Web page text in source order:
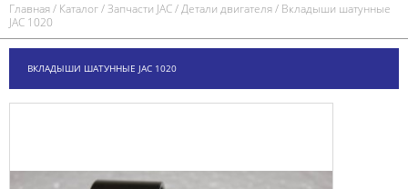
Главная/ Каталог/Запчасти JAC/Детали двигателя/ Вкладыши шатунные
JAC 1020
ВКЛАДЫШИ ШАТУННЫЕ JAC 1020